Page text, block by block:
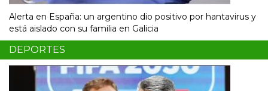
Alerta en España: un argentino dio positivo por hantavirus y
está aislado con su familia en Galicia
DEPORTES